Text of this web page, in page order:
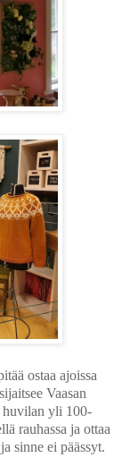
ostaa ajoissa
Vaasan
huvilan yli 100-
rauhassa ja ottaa
sinne ei päässyt.